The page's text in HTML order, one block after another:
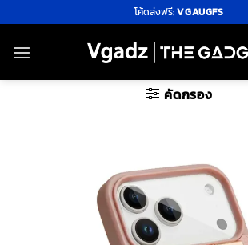
ไป
ยัง
โค้ดส่งฟรี:VGAUGFS
คัดกรอง